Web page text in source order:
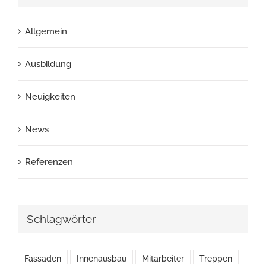
Allgemein
Ausbildung
Neuigkeiten
News
Referenzen
Schlagwörter
Fassaden Innenausbau Mitarbeiter Treppen